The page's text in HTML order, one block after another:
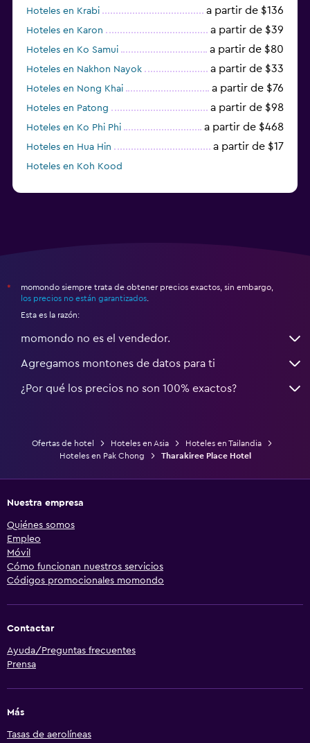
Hoteles en Krabi a partir de $136
Hoteles en Karon a partir de $39
Hoteles en Ko Samui a partir de $80
Hoteles en Nakhon Nayok a partir de $33
Hoteles en Nong Khai a partir de $76
Hoteles en Patong a partir de $98
Hoteles en Ko Phi Phi a partir de $468
Hoteles en Hua Hin a partir de $17
Hoteles en Koh Kood
*
momondo siempre trata de obtener precios exactos, sin embargo,
los precios no están garantizados
Esta es la razón:
momondo no es el vendedor.
Agregamos montones de datos para ti
¿Por qué los precios no son 100% exactos?
Ofertas de hotel Hoteles en Asia
Hoteles en Tailandia
Hoteles en Pak Chong
Tharakiree Place Hotel
Nuestra empresa
Quiénes somos
Empleo
Móvil
Cómo funcionan nuestros servicios
Códigos promocionales momondo
Contactar
Ayuda/Preguntas frecuentes
Prensa
Más
Tasas de aerolíneas